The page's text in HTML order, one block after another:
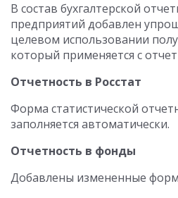
В состав бухгалтерской
предприятий добавлен
целевом использовании
который применяется с
Отчетность в Росстат
Форма статистической
заполняется автоматически.
Отчетность в фонды
Добавлены измененные